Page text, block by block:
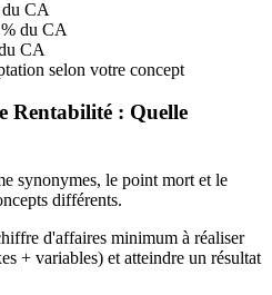
CA
du CA
CA
selon votre concept
Rentabilité : Quelle
synonymes, le point mort et le
différents.
d'affaires minimum à réaliser
+ variables) et atteindre un résultat